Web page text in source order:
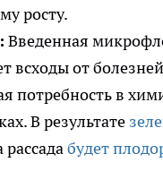
росту.
Введенная
всходы от
потребность в
В результате
рассадабудет